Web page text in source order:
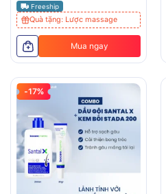
Freeship
Quà tặng: Lược massage
Mua ngay
-17%